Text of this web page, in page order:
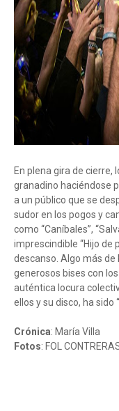
En plena gira de
granadino haciéndose
a un público que se
sudor en los pogos y
como “Caníbales”,
imprescindible “Hijo de
descanso. Algo más
generosos bises con
auténtica locura
ellos y su disco, ha sido
Crónica: María Villa
Fotos: FOL